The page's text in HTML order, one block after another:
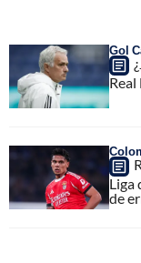
Gol
Liga
de